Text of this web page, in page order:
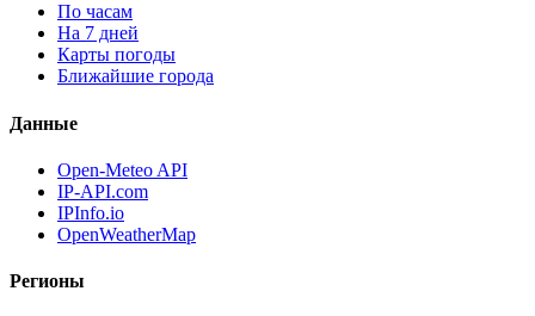
По часам
На 7 дней
Карты погоды
Ближайшие города
Данные
Open-Meteo API
IP-API.com
IPInfo.io
OpenWeatherMap
Регионы